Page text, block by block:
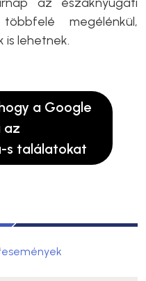
megélénkül,
is lehetnek.
a Google
az
s találatokat